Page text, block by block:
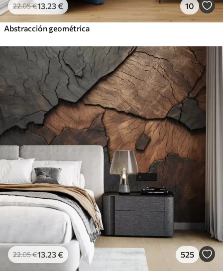
22.05€13.23€ 10
Abstracción geométrica
22.05€13.23€ 525